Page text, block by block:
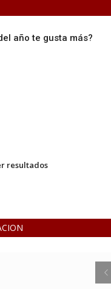
año te gusta más?
resultados